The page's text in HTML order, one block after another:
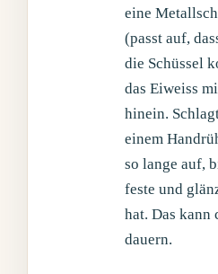
eine
(passt auf,
die Schüssel
das Eiweiss
hinein.
einem
so lange auf,
feste und
hat. Das kann
dauern.